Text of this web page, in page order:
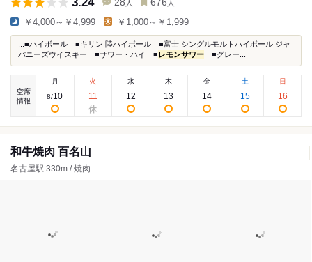
28 人 676 人
￥4,000～￥4,999 ￥1,000～￥1,999
...■ハイボール ■キリン 陸ハイボール ■富士 シングルモルトハイボール ジャ
パニーズウイスキー ■サワー・ハイ ■ レモンサワー ■グレー...
空席
情報
月
8/10
火
11
水
12
木
13
金
14
土
15
日
16
和牛焼肉 百名山
名古屋駅 330m / 焼肉